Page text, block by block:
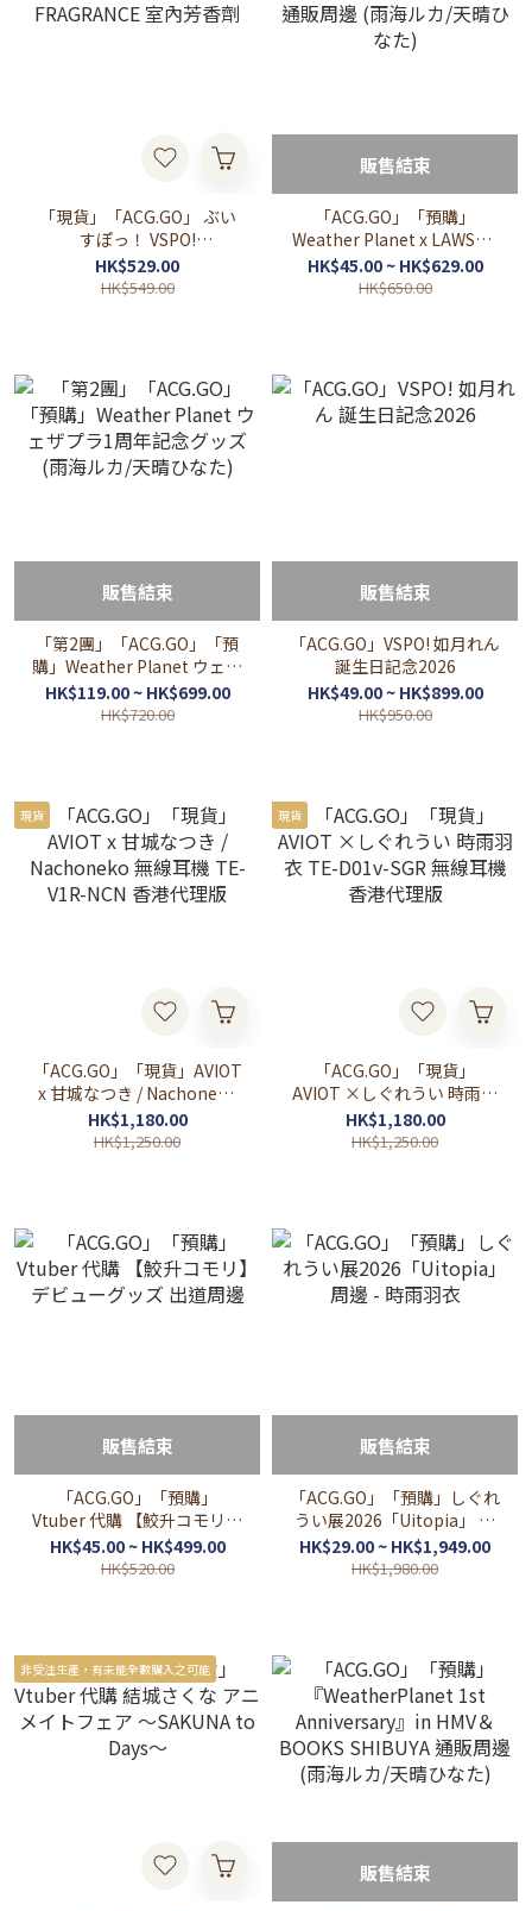
「現貨」「ACG.GO」 ぶい
すぽっ！ VSPO!
FRAGRANCE 室內芳香劑
HK$529.00
HK$549.00
販售結束
「ACG.GO」「預購」
Weather Planet x LAWSON
通販周邊 (雨海ルカ/天晴ひ
なた)
HK$45.00 ~ HK$629.00
HK$650.00
販售結束
「第2團」「ACG.GO」「預
購」Weather Planet ウェザ
プラ1周年記念グッズ (雨海
ルカ/天晴ひなた)
HK$119.00 ~ HK$699.00
HK$720.00
販售結束
「ACG.GO」VSPO! 如月れん
誕生日記念2026
HK$49.00 ~ HK$899.00
HK$950.00
現貨
「ACG.GO」「現貨」AVIOT
x 甘城なつき / Nachoneko
無線耳機 TE-V1R-NCN 香港
代理版
HK$1,180.00
HK$1,250.00
現貨
「ACG.GO」「現貨」
AVIOT ×しぐれうい​ 時雨羽
衣 TE-D01v-SGR 無線耳機
香港代理版
HK$1,180.00
HK$1,250.00
販售結束
「ACG.GO」「預購」
Vtuber 代購 【鮫升コモリ】
デビューグッズ 出道周邊
HK$45.00 ~ HK$499.00
HK$520.00
販售結束
「ACG.GO」「預購」しぐれ
うい展2026「Uitopia」 周
邊 - 時雨羽衣
HK$29.00 ~ HK$1,949.00
HK$1,980.00
非受注生產，有未能全數購入之可能
販售結束